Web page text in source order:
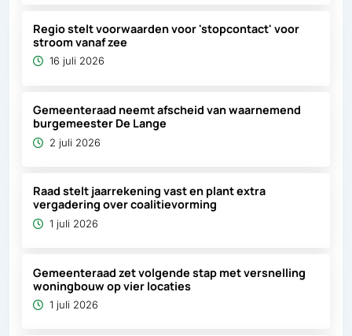
Regio stelt voorwaarden voor 'stopcontact' voor
stroom vanaf zee
16 juli 2026
Gemeenteraad neemt afscheid van waarnemend
burgemeester De Lange
2 juli 2026
Raad stelt jaarrekening vast en plant extra
vergadering over coalitievorming
1 juli 2026
Gemeenteraad zet volgende stap met versnelling
woningbouw op vier locaties
1 juli 2026